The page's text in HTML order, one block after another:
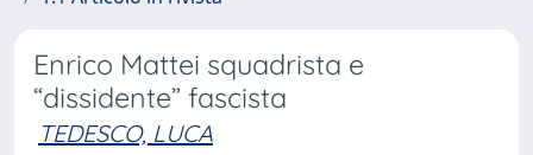
Enrico Mattei squadrista e
“dissidente” fascista
TEDESCO, LUCA